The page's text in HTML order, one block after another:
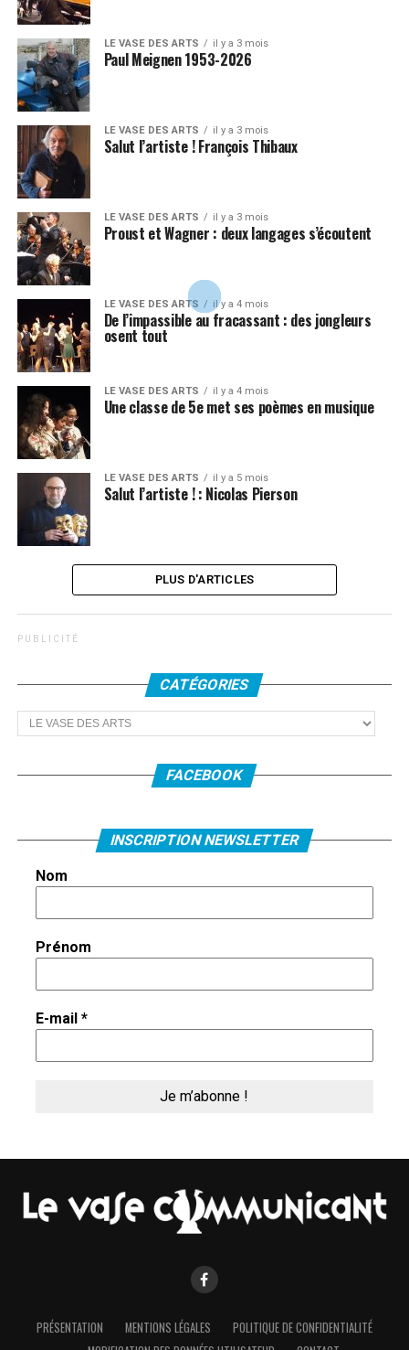
LE VASE DES ARTS il y a 3 mois
Paul Meignen 1953-2026
LE VASE DES ARTS il y a 3 mois
Salut l’artiste ! François Thibaux
LE VASE DES ARTS il y a 3 mois
Proust et Wagner : deux langages s’écoutent
LE VASE DES ARTS il y a 4 mois
De l’impassible au fracassant : des jongleurs
osent tout
LE VASE DES ARTS il y a 4 mois
Une classe de 5e met ses poèmes en musique
LE VASE DES ARTS il y a 5 mois
Salut l’artiste ! : Nicolas Pierson
PLUS D'ARTICLES
P U B L I C I T É
CATÉGORIES
Catégories
FACEBOOK
INSCRIPTION NEWSLETTER
Nom
Prénom
E-mail *
PRÉSENTATION MENTIONS LÉGALES
POLITIQUE DE CONFIDENTIALITÉ